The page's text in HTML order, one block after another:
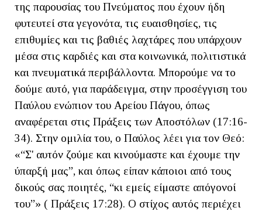
της παρουσίας του Πνεύματος που έχουν ήδη
φυτευτεί στα γεγονότα, τις ευαισθησίες, τις
επιθυμίες και τις βαθιές λαχτάρες που υπάρχουν
μέσα στις καρδιές και στα κοινωνικά, πολιτιστικά
και πνευματικά περιβάλλοντα. Μπορούμε να το
δούμε αυτό, για παράδειγμα, στην προσέγγιση του
Παύλου ενώπιον του Αρείου Πάγου, όπως
αναφέρεται στις Πράξεις των Αποστόλων (17:16-
34). Στην ομιλία του, ο Παύλος λέει για τον Θεό:
«“Σ' αυτόν ζούμε και κινούμαστε και έχουμε την
ύπαρξή μας”, και όπως είπαν κάποιοι από τους
δικούς σας ποιητές, “κι εμείς είμαστε απόγονοί
του”» ( Πράξεις 17:28). Ο στίχος αυτός περιέχει